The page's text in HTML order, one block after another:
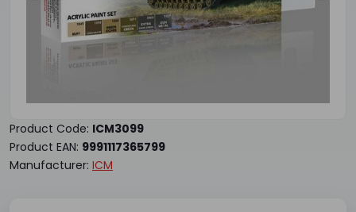
Product Code: ICM3099
Product EAN: 9991117365799
Manufacturer: ICM